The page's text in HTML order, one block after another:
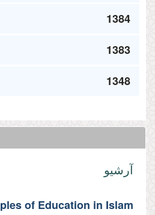
1384
1383
1348
آرشیو